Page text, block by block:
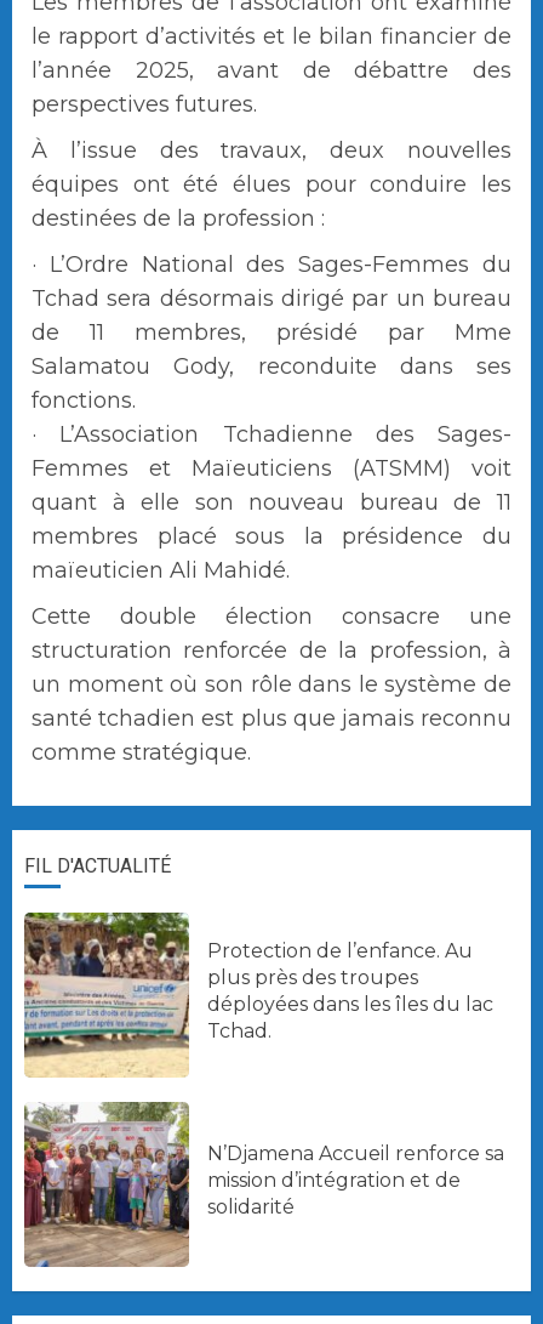
le rapport d’activités et le bilan financier de
l’année 2025, avant de débattre des
perspectives futures.
À l’issue des travaux, deux nouvelles
équipes ont été élues pour conduire les
destinées de la profession :
· L’Ordre National des Sages-Femmes du
Tchad sera désormais dirigé par un bureau
de 11 membres, présidé par Mme
Salamatou Gody, reconduite dans ses
fonctions.
· L’Association Tchadienne des Sages-
Femmes et Maïeuticiens (ATSMM) voit
quant à elle son nouveau bureau de 11
membres placé sous la présidence du
maïeuticien Ali Mahidé.
Cette double élection consacre une
structuration renforcée de la profession, à
un moment où son rôle dans le système de
santé tchadien est plus que jamais reconnu
comme stratégique.
FIL D'ACTUALITÉ
Protection de l’enfance. Au
plus près des troupes
déployées dans les îles du lac
Tchad.
N’Djamena Accueil renforce sa
mission d’intégration et de
solidarité